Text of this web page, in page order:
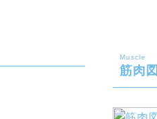
Muscle
筋肉図